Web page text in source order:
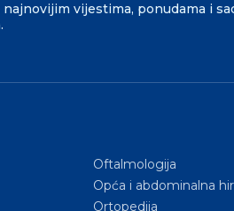
vijestima, ponudama i
Oftalmologija
Opća i abdominalna
Ortopedija